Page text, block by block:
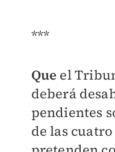
***
Que el
deberá
pendientes
de las